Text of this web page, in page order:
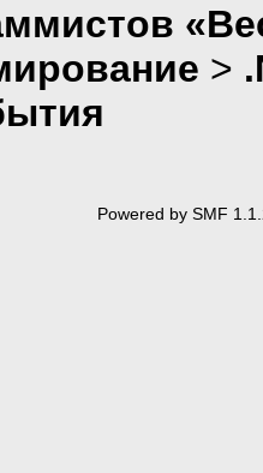
>
Powered by SMF